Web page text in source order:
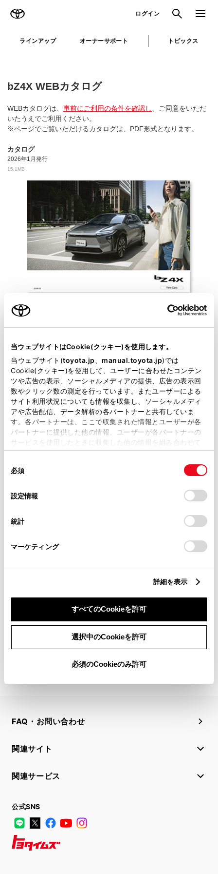
当ウェブサイトはCookie(クッキー)を使用します。
当ウェブサイト(toyota.jp manual.toyota.jp)では
Cookie(クッキー)を使用して、ユーザーに合わせたコンテン
ツや広告の表示、ソーシャルメディアの提供、広告の表示回
数やクリック数の測定を行っています。またユーザーによる
サイト利用状況についても情報を収集し、ソーシャルメディ
アや広告配信、データ解析の各パートナーと共有していま
す。各パートナーは、ここで収集された情報とユーザーが各
パートナーに提供した他の情報、ユーザーが各パートナーの
サービスを使用したときに収集した他の情報を組み合わせて
使用することがあります。当ウェブサイトの使用を続行する
デバイスにすべてのCookie(クッキー)が保存されることに同
意したことになります。Cookie(クッキー)のオプトアウト、
設定の変更、同意を撤回したりするにあたっては、当社の
「Cookie（クッキー）情報の取り扱いについて
」をご覧くだ
必須
設定情報
統計
マーケティング
詳細を表示
すべてのCookieを許可
選択中のCookieを許可
必須のCookieのみ許可
ログイン 検索 メニュ
ラインアップ オーナーサポート トピックス
bZ4X WEBカタログ
WEBカタログは、 事前にご利用の条件を確認し
、ご同意をいただ
いたうえでご利用ください。
※ページでご覧いただけるカタログは、PDF形式となります。
カタログ
2026年1月発行
15.1MB
以下の「ご利用の条件」を読み、ご同意いただいたうえでご利用
ください。
当サイトには、全てのカタログ及び補足資料、正誤表等が掲載されているわけではありま
せん。
掲載しているカタログは最新版ではない場合があります。
カタログは、弊社が著作権その他の知的財産権を保有します。弊社の許可なく、カタログ
の一部または全部を、複製、複写、改変もしくは配信等することはできません。
当サイトの利用、または利用できなかったことにより万一損害が生じても、弊社は一切責
任を負いません。
掲載内容は予告なく変更、またはサービスを中止することがあります。
bZ4Xの詳細情報はこちら
bZ4Xの
FAQ・お問い合わせ
関連サイト
関連サービス
公式SNS
LINE
X FacebookYouTube